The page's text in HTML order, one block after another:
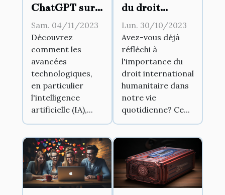
ChatGPT sur
la dynamique
des services à
la clientèle
Sam. 04/11/2023
Découvrez
comment les
avancées
technologiques,
en particulier
l'intelligence
artificielle (IA),...
du droit
international
humanitaire
Lun. 30/10/2023
Avez-vous déjà
réfléchi à
l'importance du
droit international
humanitaire dans
notre vie
quotidienne? Ce...